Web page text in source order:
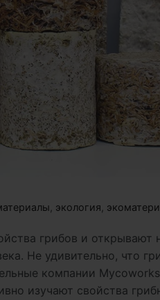
экология
грибов и открывают
Не удивительно, что
компании
изучают свойства